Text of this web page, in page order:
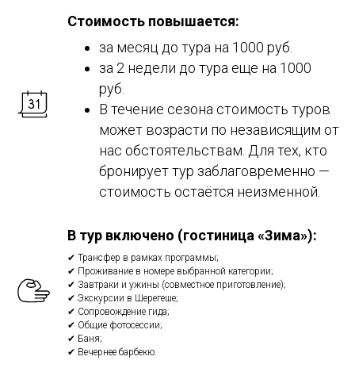
Стоимость повышается:
за месяц до тура на 1000 руб.
за 2 недели до тура еще на 1000
руб.
В течение сезона стоимость туров
может возрасти по независящим от
нас обстоятельствам. Для тех, кто
бронирует тур заблаговременно —
стоимость остаётся неизменной.
В тур включено (гостиница «Зима»):
✔ Трансфер в рамках программы;
✔ Проживание в номере выбранной категории;
✔ Завтраки и ужины (совместное приготовление);
✔ Экскурсии в Шерегеше;
✔ Сопровождение гида;
✔ Общие фотосессии;
✔ Баня;
✔ Вечернее барбекю.